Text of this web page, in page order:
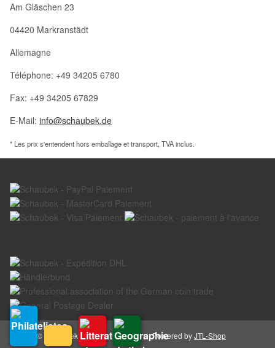
Am Gläschen 23
04420 Markranstädt
Allemagne
Téléphone: +49 34205 6780
Fax: +49 34205 67829
E-Mail: info@schaubek.de
* Les prix s'entendent hors emballage et transport, TVA inclus.
© Schaubek GmbH Powered byJTL-Shop